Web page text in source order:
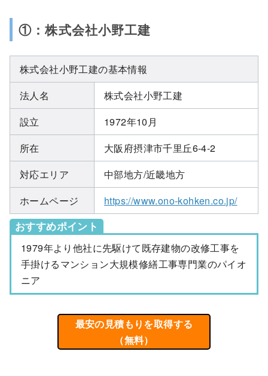
①：株式会社小野工建
株式会社小野工建の基本情報
法人名
株式会社小野工建
設立
1972年10月
所在
大阪府摂津市千里丘6-4-2
対応エリア
中部地方/近畿地方
ホームページ
https://www.ono-kohken.co.jp/
おすすめポイント
1979年より他社に先駆けて既存建物の改修工事を
手掛けるマンション大規模修繕工事専門業のパイオ
ニア
最安の見積もりを取得する
（無料）